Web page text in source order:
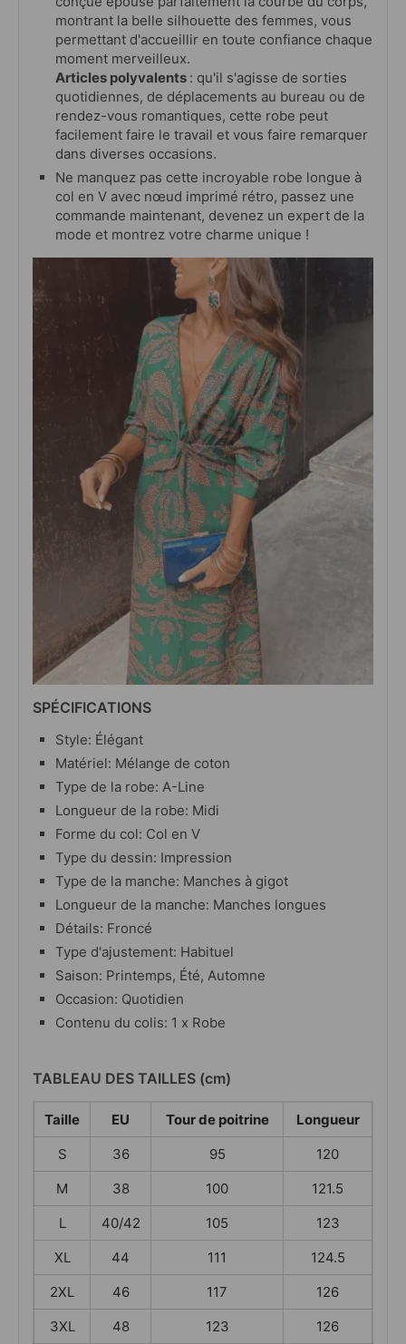
montrant la belle silhouette des femmes, vous
permettant d'accueillir en toute confiance chaque
moment merveilleux.
Articles polyvalents : qu'il s'agisse de sorties
quotidiennes, de déplacements au bureau ou de
rendez-vous romantiques, cette robe peut
facilement faire le travail et vous faire remarquer
dans diverses occasions.
Ne manquez pas cette incroyable robe longue à
col en V avec nœud imprimé rétro, passez une
commande maintenant, devenez un expert de la
mode et montrez votre charme unique !
SPÉCIFICATIONS
Style: Élégant
Matériel: Mélange de coton
Type de la robe: A-Line
Longueur de la robe: Midi
Forme du col: Col en V
Type du dessin: Impression
Type de la manche: Manches à gigot
Longueur de la manche: Manches longues
Détails: Froncé
Type d'ajustement: Habituel
Saison: Printemps, Été, Automne
Occasion: Quotidien
Contenu du colis: 1 x Robe
TABLEAU DES TAILLES (cm)
Taille EU Tour de poitrine
Longueur
S
36 95
120
M
38 100
121.5
L
40/42 105
123
XL
44 111
124.5
2XL
46 117
126
3XL
48 123 126